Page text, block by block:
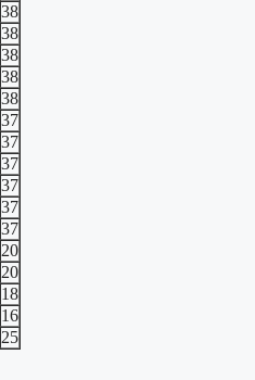
38
38
38
38
38
37
37
37
37
37
37
20
20
18
16
25